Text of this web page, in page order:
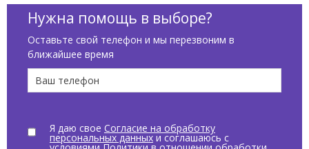
Нужна помощь в выборе?
Оставьте свой телефон и мы перезвоним в
ближайшее время
Я даю свое Согласие на обработку
персональных данныхи соглашаюсь с